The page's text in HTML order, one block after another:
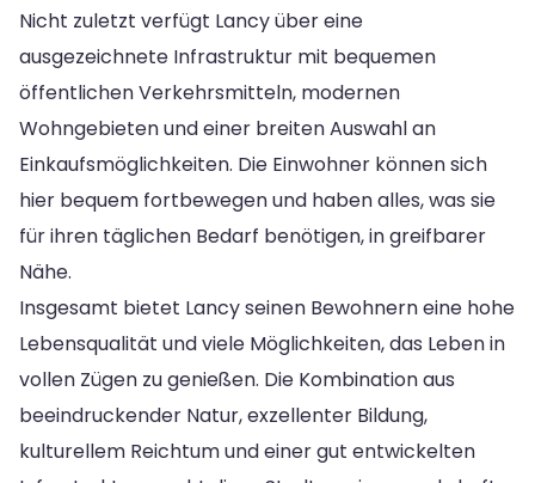
Nicht zuletzt verfügt Lancy über eine
ausgezeichnete Infrastruktur mit bequemen
öffentlichen Verkehrsmitteln, modernen
Wohngebieten und einer breiten Auswahl an
Einkaufsmöglichkeiten. Die Einwohner können sich
hier bequem fortbewegen und haben alles, was sie
für ihren täglichen Bedarf benötigen, in greifbarer
Nähe.
Insgesamt bietet Lancy seinen Bewohnern eine hohe
Lebensqualität und viele Möglichkeiten, das Leben in
vollen Zügen zu genießen. Die Kombination aus
beeindruckender Natur, exzellenter Bildung,
kulturellem Reichtum und einer gut entwickelten